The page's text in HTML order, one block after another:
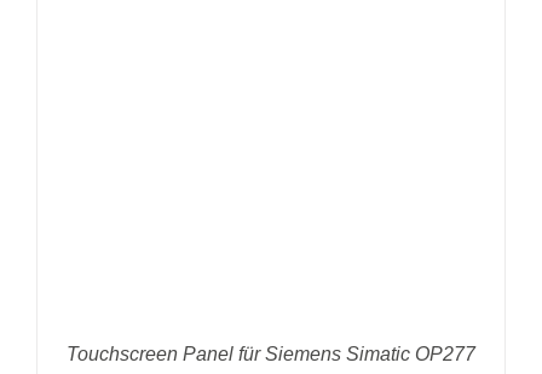
Touchscreen Panel für Siemens Simatic OP277